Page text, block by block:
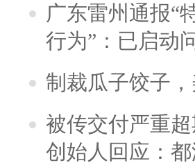
广东雷州通报“
行为”：已启动
制裁瓜子饺子
被传交付严重
创始人回应：